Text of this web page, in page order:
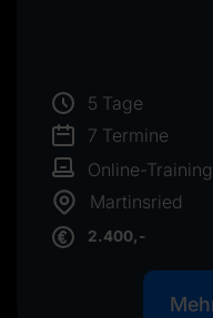
5 Tage
7 Termine
Online-Training
Martinsried
2.400,-